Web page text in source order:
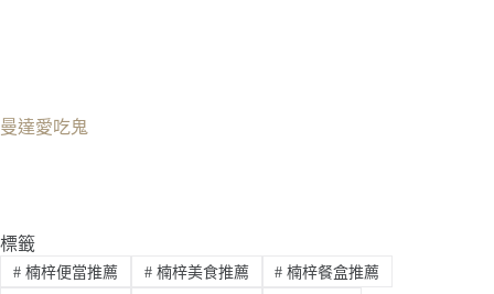
曼達愛吃鬼
標籤
#楠梓便當推薦 #楠梓美食推薦 # 楠梓餐盒推薦